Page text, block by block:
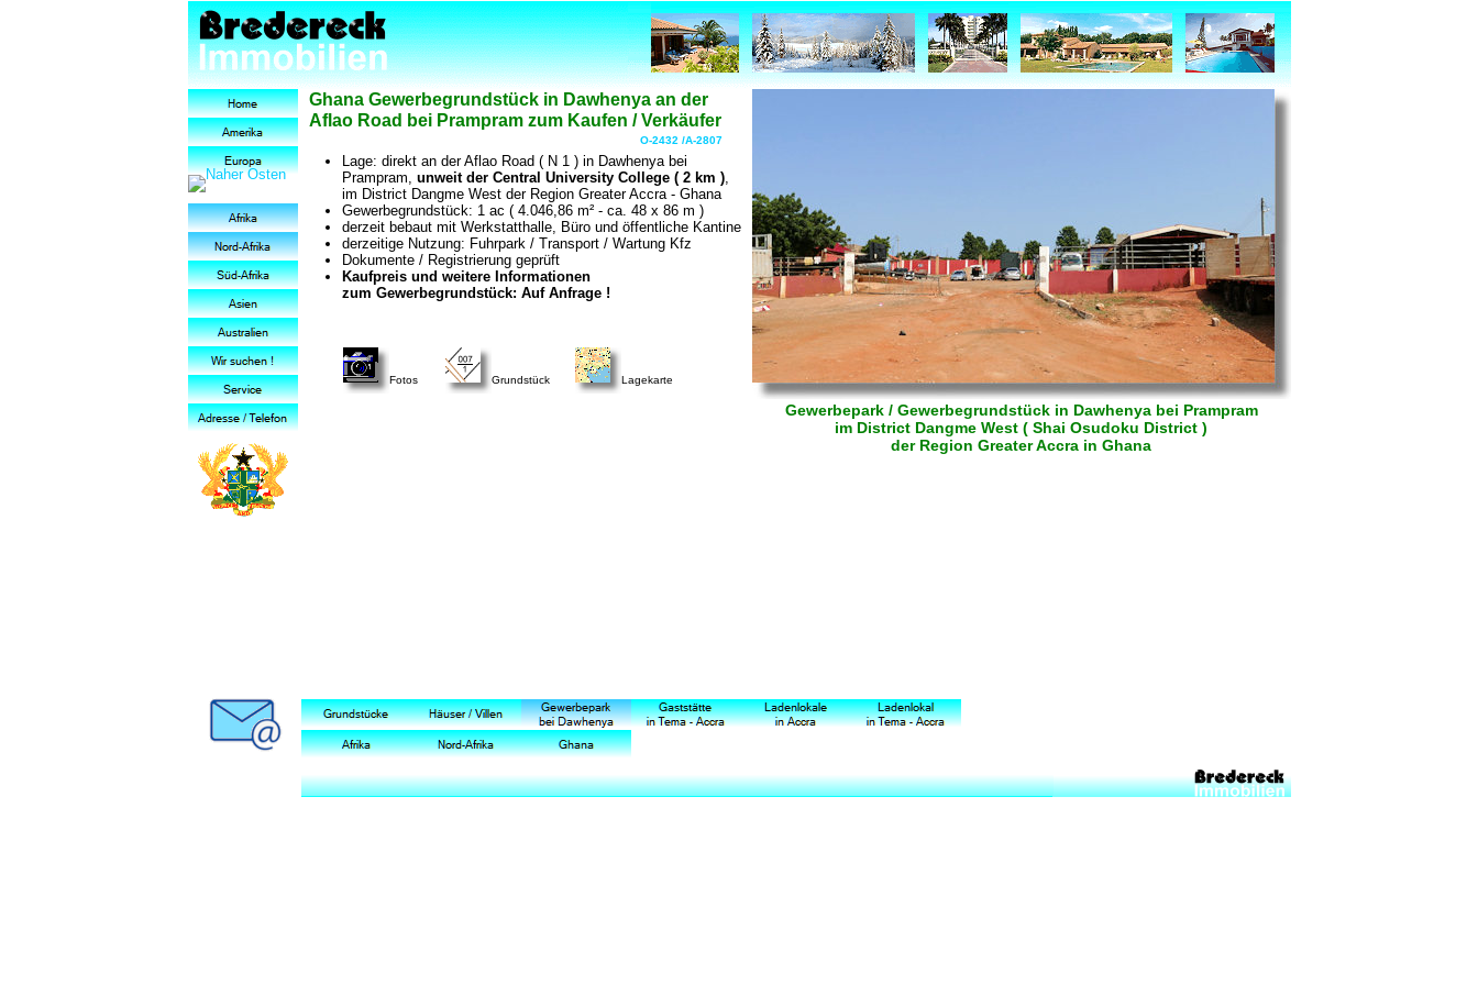
Gewerbepark / Gewerbegrundstück in Dawhenya bei Prampram
im District Dangme West ( Shai Osudoku District )
der Region Greater Accra in Ghana
Ghana Gewerbegrundstück in Dawhenya an der
Aflao Road bei Prampram zum Kaufen / Verkäufer
O-2432 /A-2807
Fotos Grundstück Lagekarte
Lage: direkt an der Aflao Road ( N 1 ) in Dawhenya bei
Prampram, unweit der Central University College ( 2 km ),
im District Dangme West der Region Greater Accra - Ghana
Gewerbegrundstück: 1 ac ( 4.046,86 m² - ca. 48 x 86 m )
derzeit bebaut mit Werkstatthalle, Büro und öffentliche Kantine
derzeitige Nutzung: Fuhrpark / Transport / Wartung Kfz
Dokumente / Registrierung geprüft
Kaufpreis und weitere Informationen
zum Gewerbegrundstück: Auf Anfrage !